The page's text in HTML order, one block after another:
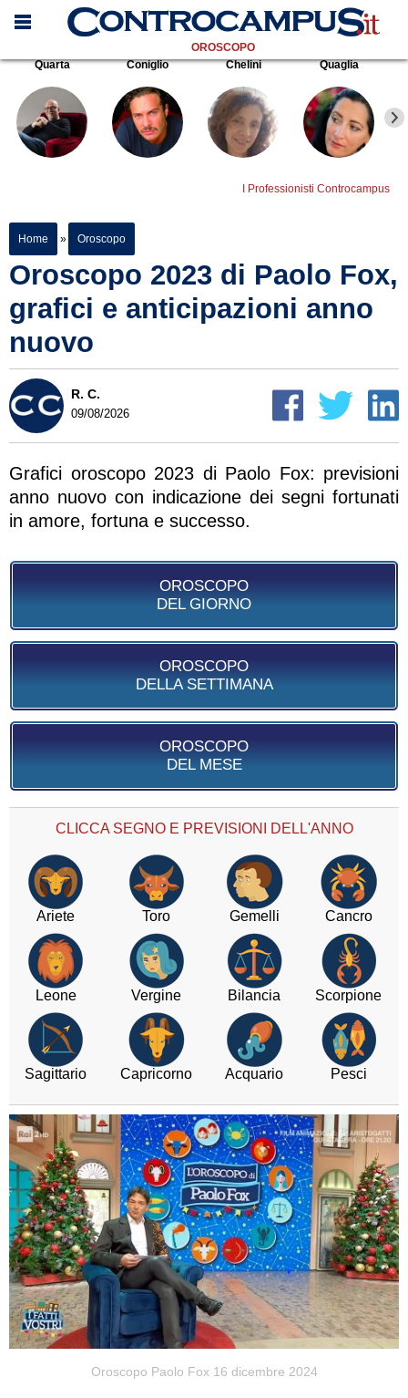
OROSCOPO
Quarta
Coniglio Chelini Quaglia
I Professionisti Controcampus
Home » Oroscopo
Oroscopo 2023 di Paolo Fox,
grafici e anticipazioni anno
nuovo
R. C.
09/08/2026
Grafici oroscopo 2023 di Paolo Fox: previsioni
anno nuovo con indicazione dei segni fortunati
in amore, fortuna e successo.
OROSCOPO
DEL GIORNO
OROSCOPO
DELLA SETTIMANA
OROSCOPO
DEL MESE
CLICCA SEGNO E PREVISIONI DELL'ANNO
Ariete Toro Gemelli Cancro
Leone Vergine Bilancia Scorpione
Sagittario Capricorno Acquario Pesci
Oroscopo Paolo Fox 16 dicembre 2024